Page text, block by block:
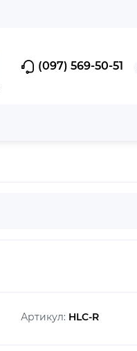
(097) 569-50-51
Артикул: HLC-R